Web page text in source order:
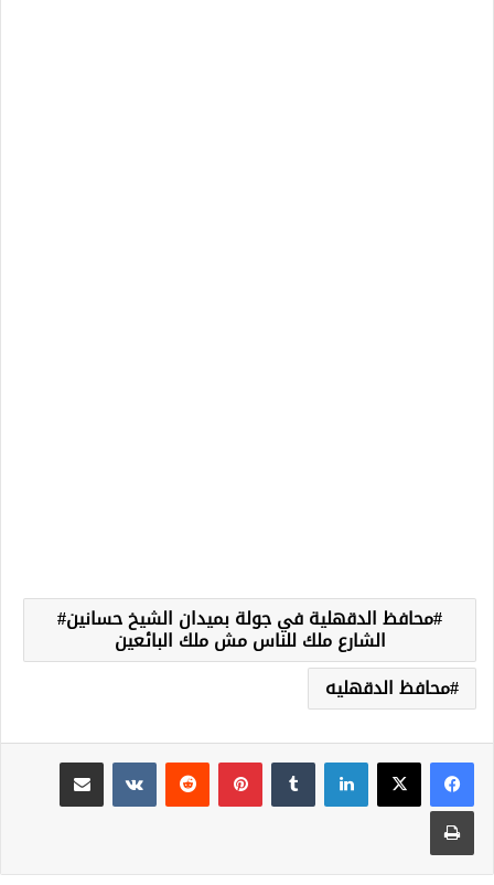
محافظ الدقهلية في جولة بميدان الشيخ حسانين#
الشارع ملك للناس مش ملك البائعين
محافظ الدقهليه
لينكدإن بينتيريست